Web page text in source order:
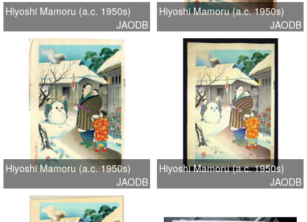
Hiyoshi Mamoru (a.c. 1950s)
JAODB
Hiyoshi Mamoru (a.c. 1950s)
JAODB
Hiyoshi Mamoru (a.c. 1950s)
JAODB
Hiyoshi Mamoru (a.c. 1950s)
JAODB